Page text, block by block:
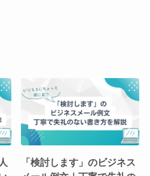
「検討します」のビジネス